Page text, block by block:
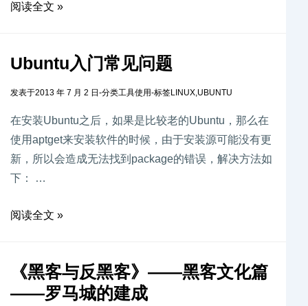
阅读全文 »
Ubuntu入门常见问题
发表于2013 年 7 月 2 日 -分类工具使用-标签LINUX,UBUNTU
在安装Ubuntu之后，如果是比较老的Ubuntu，那么在
使用aptget来安装软件的时候，由于安装源可能没有更
新，所以会造成无法找到package的错误，解决方法如
下： …
阅读全文 »
《黑客与反黑客》——黑客文化篇
——罗马城的建成